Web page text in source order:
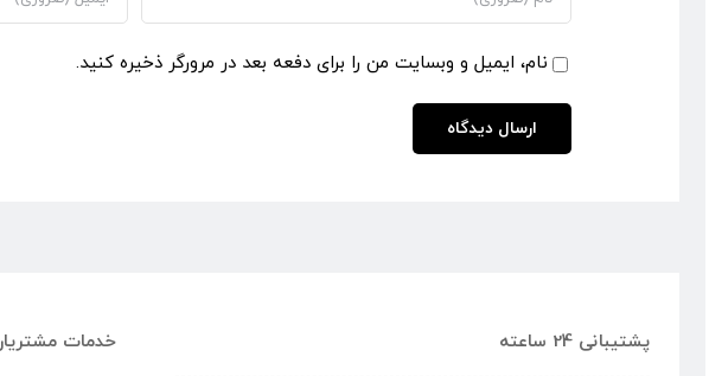
نام، ایمیل و وبسایت من را برای دفعه بعد در مرورگر ذخیره کنید.
پشتیبانی 24 ساعته خدمات